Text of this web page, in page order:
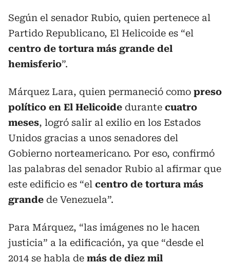
Según el senador Rubio, quien pertenece al
Partido Republicano, El Helicoide es “el
centro de tortura más grande del
hemisferio”.
Márquez Lara, quien permaneció como preso
político en El Helicoide durante cuatro
meses, logró salir al exilio en los Estados
Unidos gracias a unos senadores del
Gobierno norteamericano. Por eso, confirmó
las palabras del senador Rubio al afirmar que
este edificio es “el centro de tortura más
grande de Venezuela”.
Para Márquez, “las imágenes no le hacen
justicia” a la edificación, ya que “desde el
2014 se habla de más de diez mil